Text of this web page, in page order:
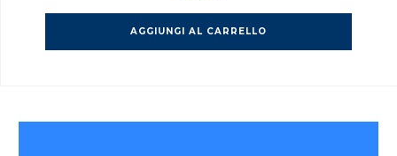
AGGIUNGI AL CARRELLO